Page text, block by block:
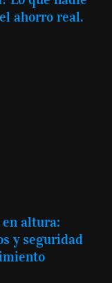
ahorro real.
en altura:
y seguridad